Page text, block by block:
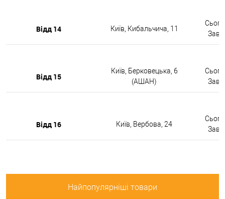
Відд 14 Київ, Кибальчича, 11
Відд 15
Київ, Берковецька, 6
(АШАН)
Відд 16 Київ, Вербова, 24
Найпопулярніші товари